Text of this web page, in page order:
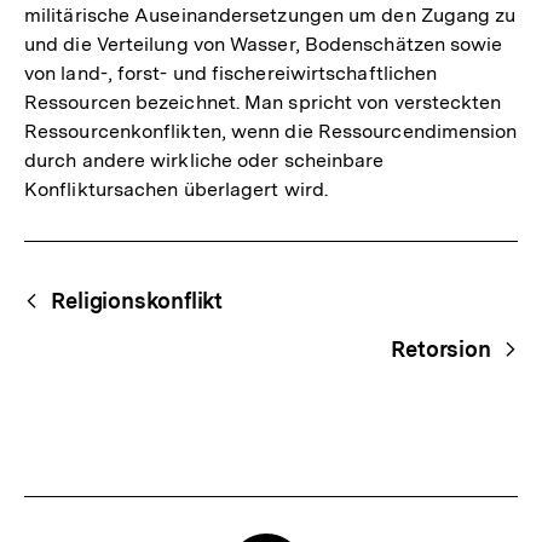
militärische Auseinandersetzungen um den Zugang zu
und die Verteilung von Wasser, Bodenschätzen sowie
von land-, forst- und fischereiwirtschaftlichen
Ressourcen bezeichnet. Man spricht von versteckten
Ressourcenkonflikten, wenn die Ressourcendimension
durch andere wirkliche oder scheinbare
Konfliktursachen überlagert wird.
Begriffsnavigation
Content-
Navigation
Religionskonflikt
Retorsion